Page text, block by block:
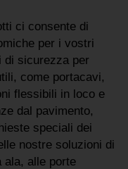
ci consente di
per i vostri
di sicurezza per
come portacavi,
flessibili in loco e
dal pavimento,
speciali dei
nostre soluzioni di
ala, alle porte